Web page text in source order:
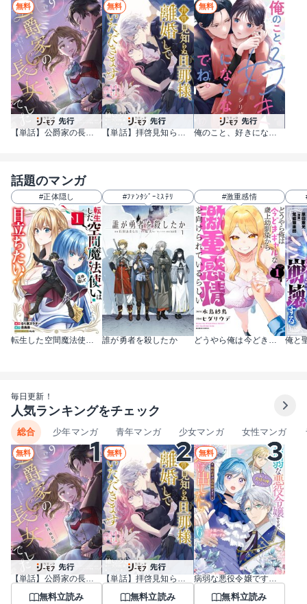
無料
【単話】公爵家の長女でした
無料
【単話】拝啓見知らぬ旦那様、離婚していただきます
無料
俺のこと、好きにならないでね。
話題のマンガ
#正体隠し #ﾌｧﾝﾀｼﾞｰﾐｽﾃﾘ
誰が勇者を殺したか
#激重感情
毎日更新！
人気ランキングをチェック
総合 少年マンガ 青年マンガ 少女マンガ 女性マンガ
無料
【単話】公爵家の長女でした
無料立読み
無料
【単話】拝啓見知らぬ旦那様、離婚していただきます
無料立読み
無料
病弱な悪役令嬢ですが、婚約者が過保護すぎて逃げ出したい(私たち犬猿の仲でしたよね！？)
無料立読み